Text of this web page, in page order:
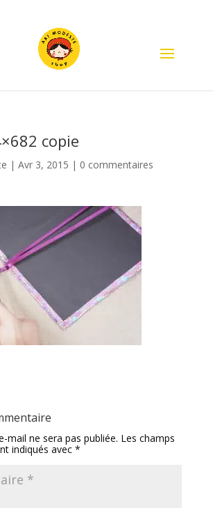
copie
| Avr 3, 2015 | 0 commentaires
mail ne sera pas publiée. Les champs
indiqués avec *